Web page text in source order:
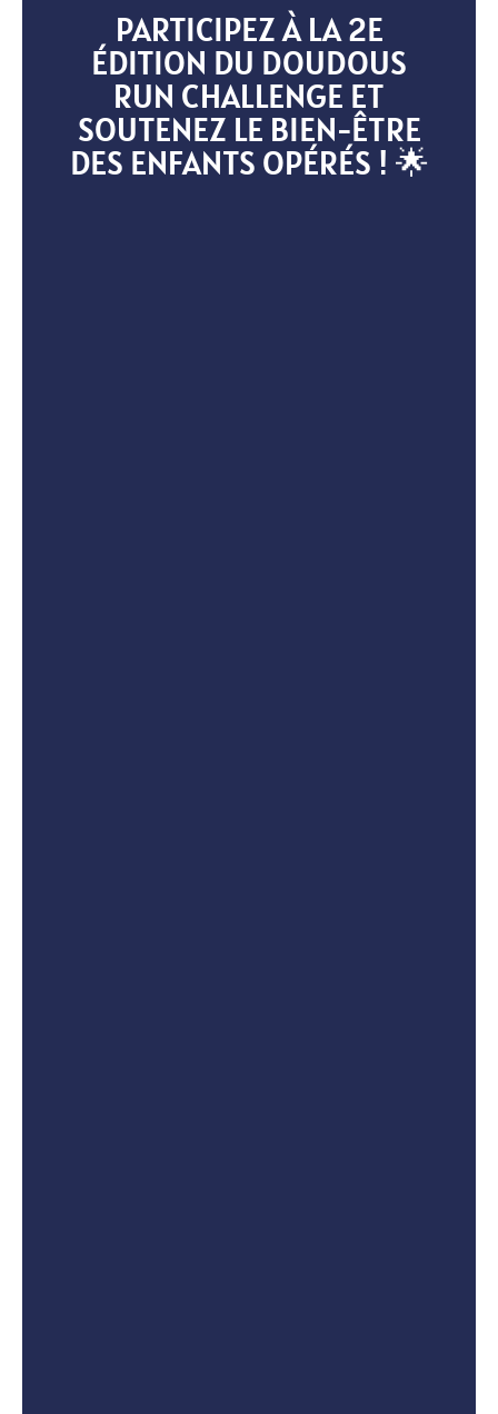
PARTICIPEZ À LA 2E
ÉDITION DU DOUDOUS
RUN CHALLENGE ET
SOUTENEZ LE BIEN-ÊTRE
DES ENFANTS OPÉRÉS ! 🌟